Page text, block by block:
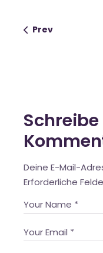
Prev
Deine E-Mail-
Erforderliche